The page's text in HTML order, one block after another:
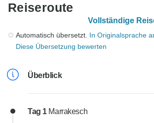
Reiseroute
Vollständige
Automatisch übersetzt. In Originalsprache
Diese Übersetzung bewerten
Überblick
Tag 1 Marrakesch